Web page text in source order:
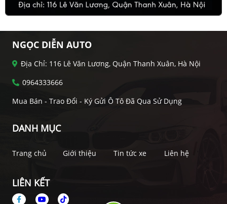
NGỌC DIỄN AUTO
Địa Chỉ: 116 Lê Văn Lương, Quận Thanh Xuân, Hà Nội
0964333666
Mua Bán - Trao Đổi - Ký Gửi Ô Tô Đã Qua Sử Dụng
DANH MỤC
Trang chủ Giới thiệu Tin tức xe Liên hệ
LIÊN KẾT